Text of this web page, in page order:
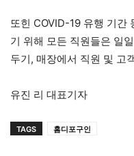
또힌 COVID-19 유행 기간
기 위해 모든 직원들은 일
두기, 매장에서 직원 및 고
유진 리 대표기자
TAGS 홈디포구인